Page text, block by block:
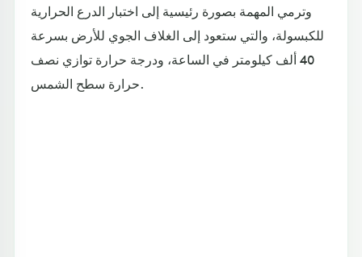
وترمي المهمة بصورة رئيسية إلى اختبار الدرع الحرارية
للكبسولة، والتي ستعود إلى الغلاف الجوي للأرض بسرعة
40 ألف كيلومتر في الساعة، ودرجة حرارة توازي نصف
حرارة سطح الشمس.